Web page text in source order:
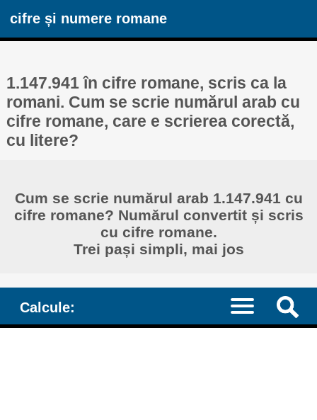
cifre și numere romane
1.147.941 în cifre romane, scris ca la
romani. Cum se scrie numărul arab cu
cifre romane, care e scrierea corectă,
cu litere?
Cum se scrie numărul arab 1.147.941 cu
cifre romane? Numărul convertit și scris
cu cifre romane.
Trei pași simpli, mai jos
Calcule: